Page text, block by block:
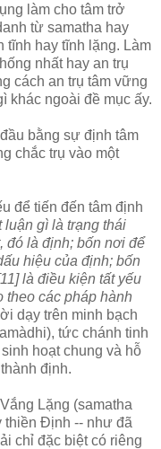
làm cho tâm trở
từ samatha hay
tĩnh hay tĩnh lặng. Làm
nhất hay an trụ
cách an trụ tâm vững
khác ngoài đề mục ấy.
bằng sự định tâm
chắc trụ vào một
để tiến đến tâm định
luận gì là trạng thái
đó là định; bốn nơi để
hiệu của định; bốn
là điều kiện tất yếu
theo các pháp hành
dạy trên minh bạch
tức chánh tinh
hoạt chung và hỗ
định.
Lặng (samatha
thiền Định -- như đã
chỉ đặc biệt có riêng